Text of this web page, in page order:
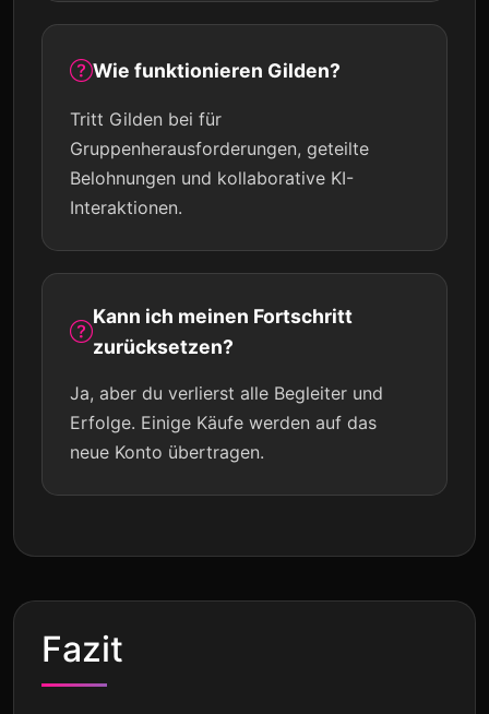
Wie funktionieren Gilden?
Tritt Gilden bei für
Gruppenherausforderungen, geteilte
Belohnungen und kollaborative KI-
Interaktionen.
Kann ich meinen Fortschritt
zurücksetzen?
Ja, aber du verlierst alle Begleiter und
Erfolge. Einige Käufe werden auf das
neue Konto übertragen.
Fazit